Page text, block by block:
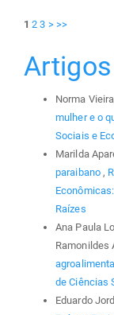
1 2 3 > >>
Norma
mulher e o
Sociais e
Marilda
paraibano ,
Raízes
Ana Paula
Ramonildes
de Ciências
Eduardo